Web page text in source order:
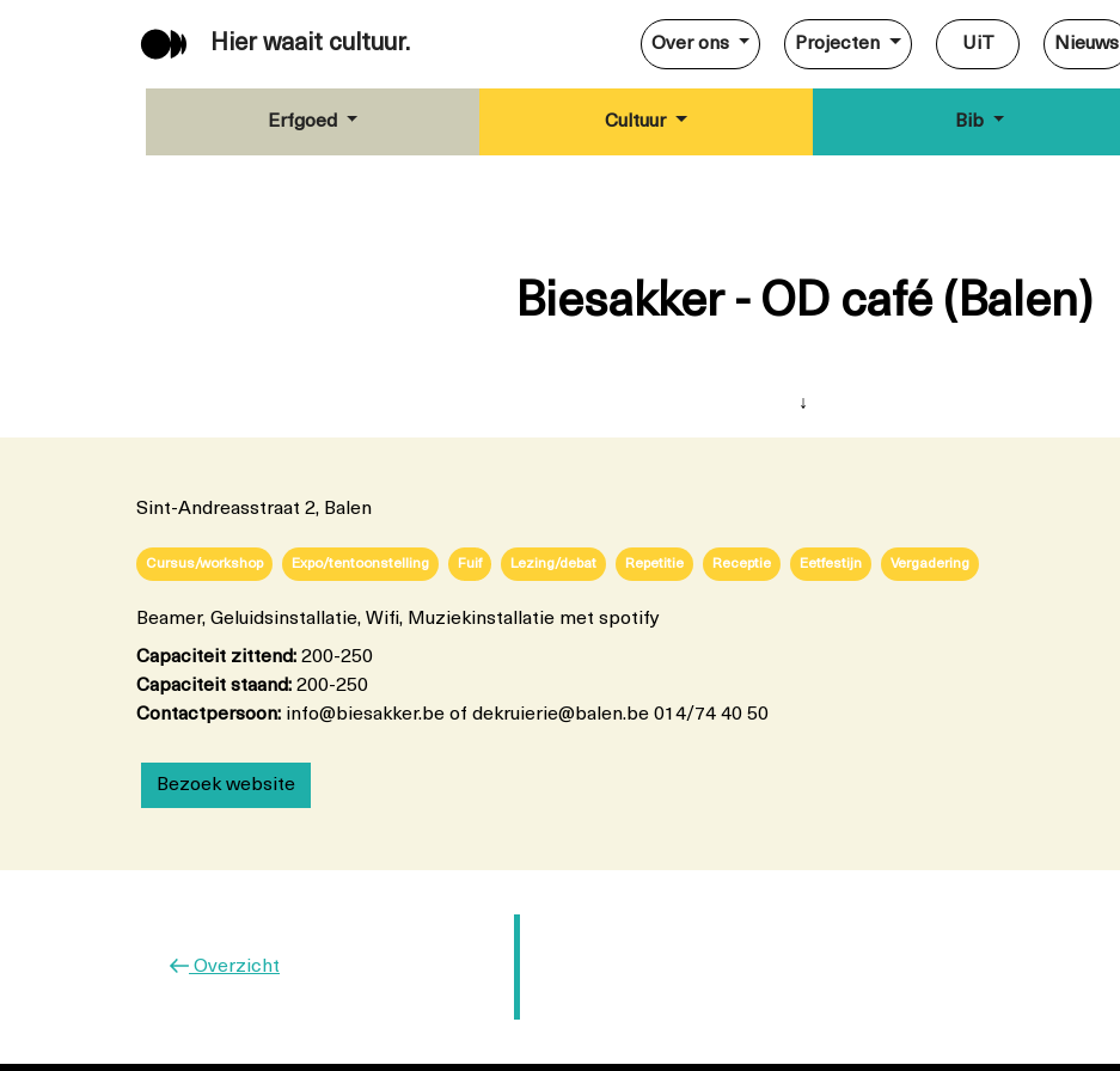
Hier waait cultuur. Over ons Projecten UiT Nieuws
Erfgoed Cultuur Bib
Biesakker - OD café (Balen)
↓
Sint-Andreasstraat 2, Balen
Cursus/workshop Expo/tentoonstelling Fuif Lezing/debat Repetitie Receptie Eetfestijn Vergadering
Beamer, Geluidsinstallatie, Wifi, Muziekinstallatie met spotify
Capaciteit zittend: 200-250
Capaciteit staand: 200-250
Contactpersoon: info@biesakker.be of dekruierie@balen.be 014/74 40 50
Bezoek website
VorigOverzicht